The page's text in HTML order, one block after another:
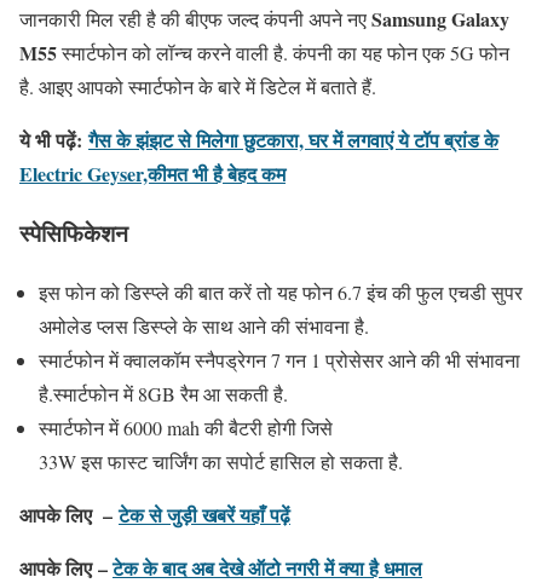
जानकारी मिल रही है की बीएफ जल्द कंपनी अपने नएSamsung Galaxy
M55स्मार्टफोन को लॉन्च करने वाली है. कंपनी का यह फोन एक 5G फोन
है. आइए आपको स्मार्टफोन के बारे में डिटेल में बताते हैं.
ये भी पढ़ें:गैस के झंझट से मिलेगा छुटकारा, घर में लगवाएं ये टॉप ब्रांड के
Electric Geyser,कीमत भी है बेहद कम
स्पेसिफिकेशन
इस फोन को डिस्प्ले की बात करें तो यह फोन 6.7 इंच की फुल एचडी सुपर
अमोलेड प्लस डिस्प्ले के साथ आने की संभावना है.
स्मार्टफोन में क्वालकॉम स्नैपड्रेगन 7 गन 1 प्रोसेसर आने की भी संभावना
है.स्मार्टफोन में 8GB रैम आ सकती है.
स्मार्टफोन में 6000 mah की बैटरी होगी जिसे
33W इस फास्ट चार्जिंग का सपोर्ट हासिल हो सकता है.
आपके लिए –टेक से जुड़ी खबरें यहाँ पढ़ें
आपके लिए –टेक के बाद अब देखे ऑटो नगरी में क्या है धमाल